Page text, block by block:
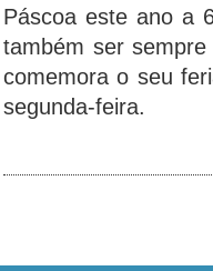
Páscoa este ano a
também ser
comemora o seu
segunda-feira.